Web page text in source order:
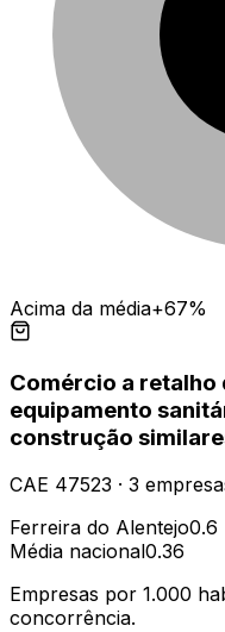
Acima da média+67%
Comércio a retalho
equipamento
construção
CAE 47523 · 3
Ferreira do Alentejo0.6
Média nacional0.36
Empresas por 1.000
concorrência.